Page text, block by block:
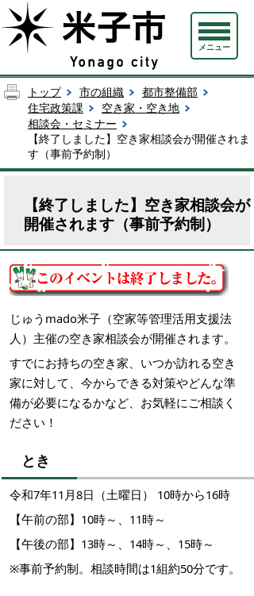
メニュー
トップ 市の組織
都市整備部
住宅政策課
空き家・空き地
相談会・セミナー
【終了しました】空き家相談会が開催されま
す（事前予約制）
【終了しました】空き家相談会が
開催されます（事前予約制）
じゅうmado米子（空家等管理活用支援法
人）主催の空き家相談会が開催されます。
すでにお持ちの空き家、いつか訪れる空き
家に対して、今からできる対策やどんな準
備が必要になるかなど、お気軽にご相談く
ださい！
とき
令和7年11月8日（土曜日） 10時から16時
【午前の部】10時～、11時～
【午後の部】13時～、14時～、15時～
※事前予約制。相談時間は1組約50分です。